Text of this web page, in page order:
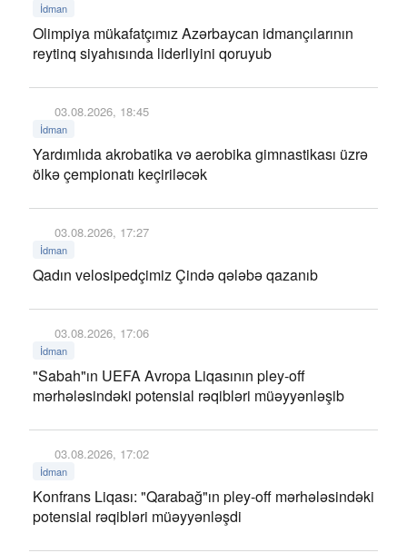
İdman
Olimpiya mükafatçımız Azərbaycan idmançılarının
reytinq siyahısında liderliyini qoruyub
03.08.2026, 18:45
İdman
Yardımlıda akrobatika və aerobika gimnastikası üzrə
ölkə çempionatı keçiriləcək
03.08.2026, 17:27
İdman
Qadın velosipedçimiz Çində qələbə qazanıb
03.08.2026, 17:06
İdman
"Sabah"ın UEFA Avropa Liqasının pley-off
mərhələsindəki potensial rəqibləri müəyyənləşib
03.08.2026, 17:02
İdman
Konfrans Liqası: "Qarabağ"ın pley-off mərhələsindəki
potensial rəqibləri müəyyənləşdi